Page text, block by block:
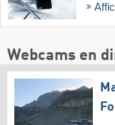
Webcams en